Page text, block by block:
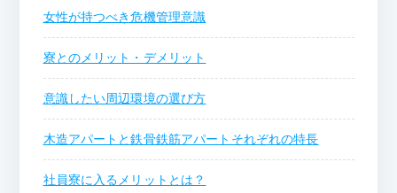
女性が持つべき危機管理意識
寮とのメリット・デメリット
意識したい周辺環境の選び方
木造アパートと鉄骨鉄筋アパートそれぞれの特長
社員寮に入るメリットとは？